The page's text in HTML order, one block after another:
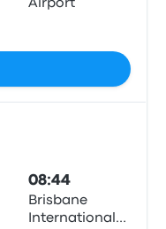
Airport
08:44
Brisbane
International